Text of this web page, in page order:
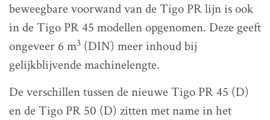
beweegbare voorwand van de Tigo PR lijn is ook
in de Tigo PR 45 modellen opgenomen. Deze geeft
ongeveer 6 m3 (DIN) meer inhoud bij
gelijkblijvende machinelengte.
De verschillen tussen de nieuwe Tigo PR 45 (D)
en de Tigo PR 50 (D) zitten met name in het